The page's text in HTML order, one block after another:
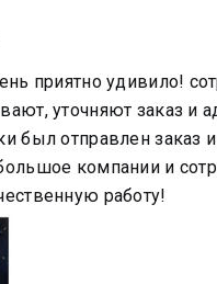
приятно удивило!
уточняют заказ и
был отправлен заказ
компании и
работу!